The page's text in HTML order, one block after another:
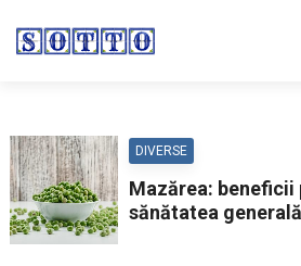
DIVERSE
Mazărea:
sănătatea generală